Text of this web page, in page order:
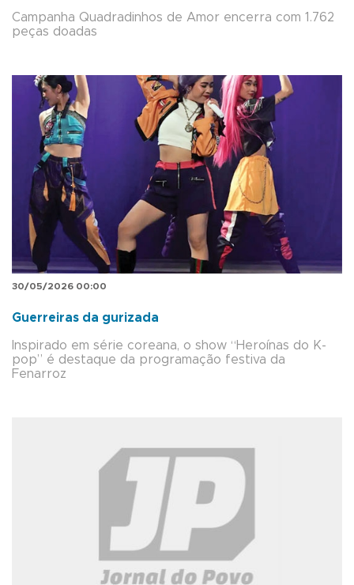
Campanha Quadradinhos de Amor encerra com 1.762
peças doadas
30/05/2026 00:00
Guerreiras da gurizada
Inspirado em série coreana, o show “Heroínas do K-
pop” é destaque da programação festiva da
Fenarroz